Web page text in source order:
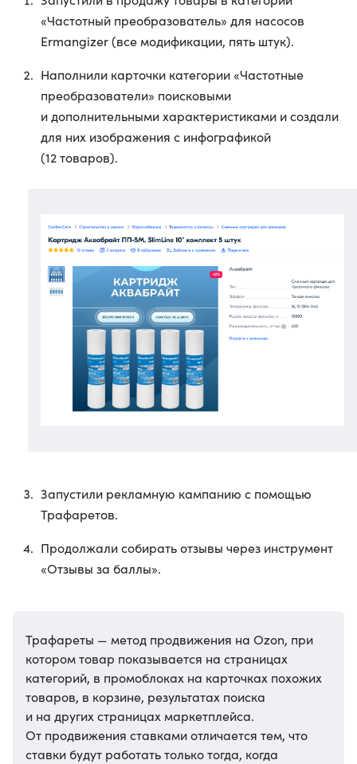
«Частотный преобразователь» для насосов
Ermangizer (все модификации, пять штук).
Наполнили карточки категории «Частотные
преобразователи» поисковыми
и дополнительными характеристиками и создали
для них изображения с инфографикой
(12 товаров).
Запустили рекламную кампанию с помощью
Трафаретов.
Продолжали собирать отзывы через инструмент
«Отзывы за баллы».
Трафареты — метод продвижения на Ozon, при
котором товар показывается на страницах
категорий, в промоблоках на карточках похожих
товаров, в корзине, результатах поиска
и на других страницах маркетплейса.
От продвижения ставками отличается тем, что
ставки будут работать только тогда, когда